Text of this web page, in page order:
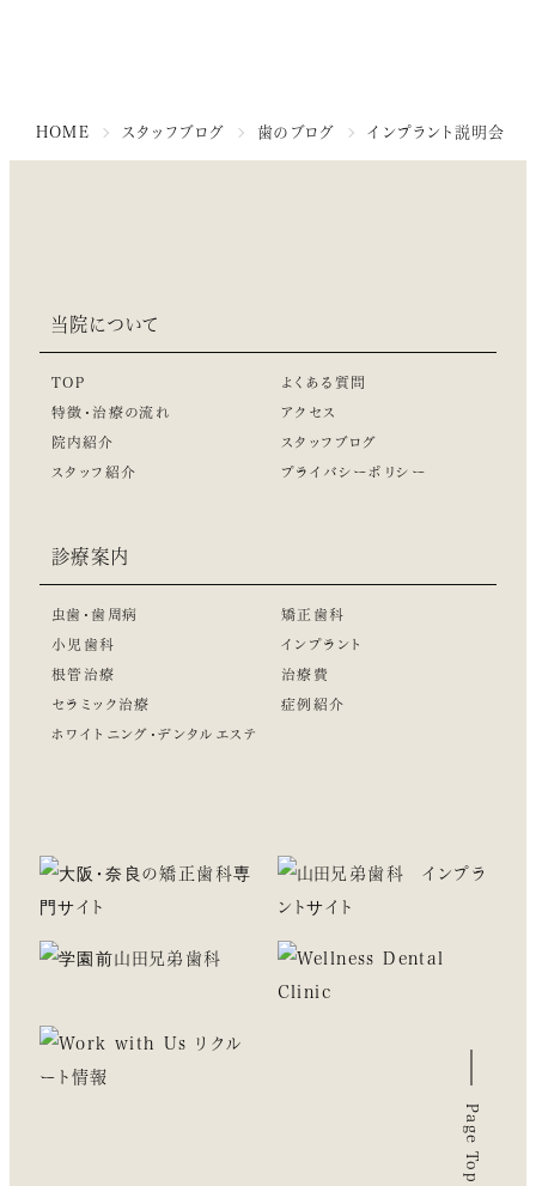
HOME スタッフブログ 歯のブログ インプラント説明会
当院について
TOP
特徴・治療の流れ
院内紹介
スタッフ紹介
よくある質問
アクセス
スタッフブログ
プライバシーポリシー
診療案内
虫歯・歯周病
小児歯科
根管治療
セラミック治療
ホワイトニング・デンタルエステ
矯正歯科
インプラント
治療費
症例紹介
Page Top